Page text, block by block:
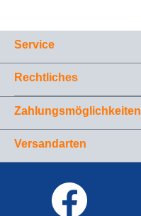
Service
Rechtliches
Zahlungsmöglichkeiten
Versandarten